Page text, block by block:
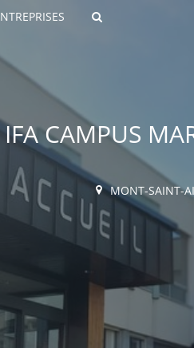
NUMÉRIQUES
IFA CAMPUS
MONT-SAINT-